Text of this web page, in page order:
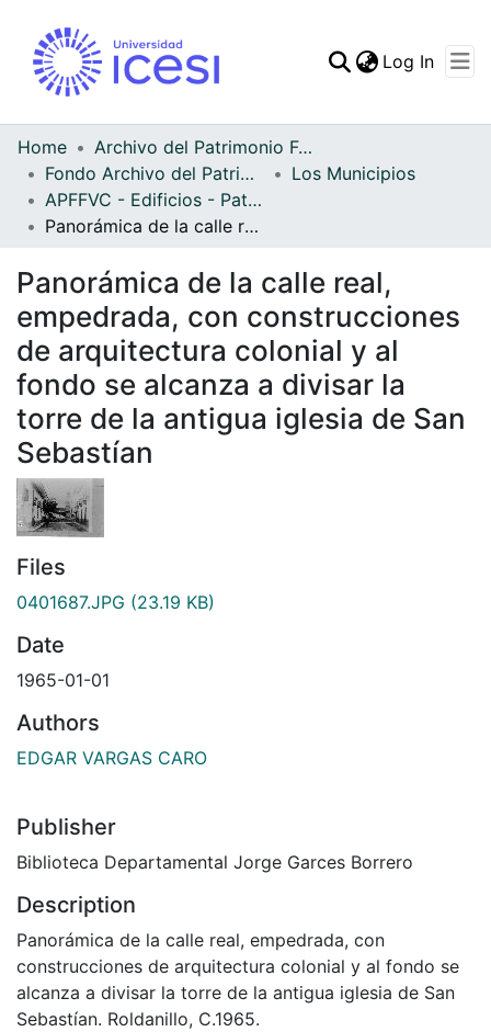
Statistics
Log In
Home
Archivo del Patrimonio Fotográfico y Fílmico del Valle del Cauca
Fondo Archivo del Patrimonio Fotográfico y Fílmico del Valle del Cauca
Los Municipios
APFFVC - Edificios - Patrimonial
Panorámica de la calle real, empedrada, con construcciones de arquitectura colonial y al fondo se alcanza a divisar la torre de la antigua iglesia de San Sebastían
Panorámica de la calle real,
empedrada, con construcciones
de arquitectura colonial y al
fondo se alcanza a divisar la
torre de la antigua iglesia de San
Sebastían
Files
0401687.JPG (23.19 KB)
Date
1965-01-01
Authors
EDGAR VARGAS CARO
Publisher
Biblioteca Departamental Jorge Garces Borrero
Description
Panorámica de la calle real, empedrada, con
construcciones de arquitectura colonial y al fondo se
alcanza a divisar la torre de la antigua iglesia de San
Sebastían. Roldanillo, C.1965.